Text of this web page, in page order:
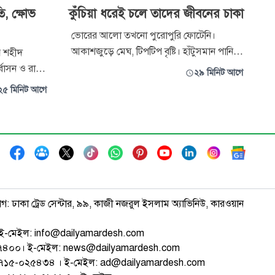
ক্ষোভ
শহীদ
ও রাষ্ট্রীয়
প্রকাশ
মিনিট আগে
কুঁচিয়া ধরেই চলে তাদের জীবনের চাকা
ভোরের আলো তখনো পুরোপুরি ফোটেনি।
আকাশজুড়ে মেঘ, টিপটিপ বৃষ্টি। হাঁটুসমান পানিতে
নেমে কাঁধে বাঁশের তৈরি বিশেষ ‘চাঁই’ আর হাতে
কুঁচিয়া, যা বিক্রির আয়েই চলে আট সদস্যের সংসা
২৯ মিনিট আগে
ঢাকা ট্রেড সেন্টার, ৯৯, কাজী নজরুল ইসলাম অ্যাভিনিউ, কারওয়ান
মেইল: info@dailyamardesh.com
ই-মেইল: news@dailyamardesh.com
০২৫৪৩৪ । ই-মেইল: ad@dailyamardesh.com